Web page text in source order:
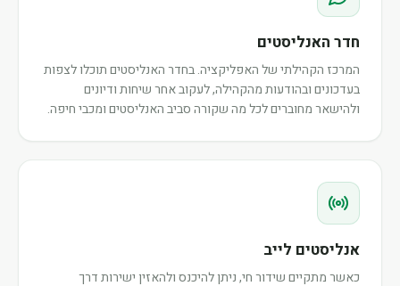
חדר האנליסטים
המרכז הקהילתי של האפליקציה. בחדר האנליסטים תוכלו לצפות
בעדכונים ובהודעות מהקהילה, לעקוב אחר שיחות ודיונים
ולהישאר מחוברים לכל מה שקורה סביב האנליסטים ומכבי חיפה.
אנליסטים לייב
כאשר מתקיים שידור חי, ניתן להיכנס ולהאזין ישירות דרך